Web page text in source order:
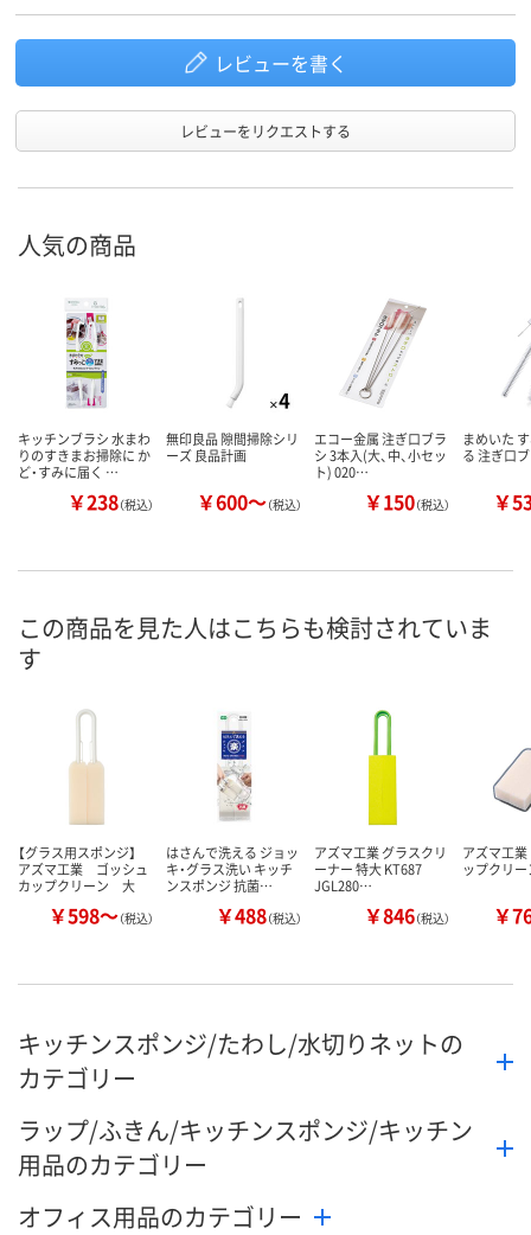
レビューを書く
レビューをリクエストする
人気の商品
キッチンブラシ 水まわ
りのすきまお掃除に か
ど・すみに届く …
￥238（税込）
無印良品 隙間掃除シリ
ーズ 良品計画
￥600～（税込）
エコー金属 注ぎ口ブラ
シ 3本入(大、中、小セッ
ト) 020…
￥150（税込）
まめいた
る 注ぎ口
￥
この商品を見た人はこちらも検討されていま
す
【グラス用スポンジ】
アズマ工業 ゴッシュ
カップクリーン 大
￥598～（税込）
はさんで洗える ジョッ
キ・グラス洗い キッチ
ンスポンジ 抗菌…
￥488（税込）
アズマ工業 グラスクリ
ーナー 特大 KT687
JGL280…
￥846（税込）
アズマ工
ップクリ
￥
キッチンスポンジ/たわし/水切りネットの
カテゴリー
ラップ/ふきん/キッチンスポンジ/キッチン
用品のカテゴリー
オフィス用品のカテゴリー